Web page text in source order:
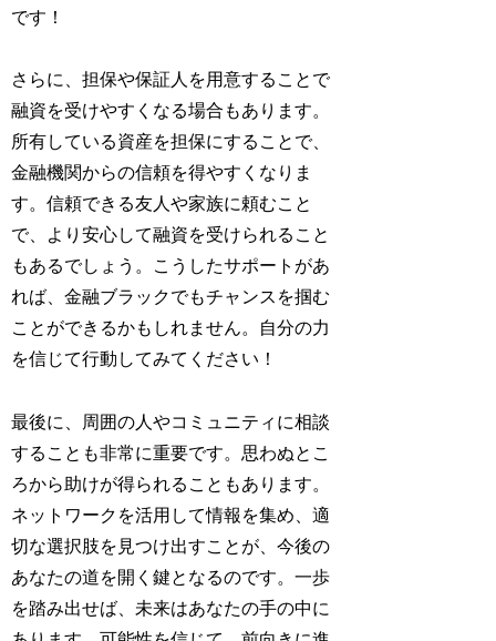
です！
さらに、担保や保証人を用意することで
融資を受けやすくなる場合もあります。
所有している資産を担保にすることで、
金融機関からの信頼を得やすくなりま
す。信頼できる友人や家族に頼むこと
で、より安心して融資を受けられること
もあるでしょう。こうしたサポートがあ
れば、金融ブラックでもチャンスを掴む
ことができるかもしれません。自分の力
を信じて行動してみてください！
最後に、周囲の人やコミュニティに相談
することも非常に重要です。思わぬとこ
ろから助けが得られることもあります。
ネットワークを活用して情報を集め、適
切な選択肢を見つけ出すことが、今後の
あなたの道を開く鍵となるのです。一歩
を踏み出せば、未来はあなたの手の中に